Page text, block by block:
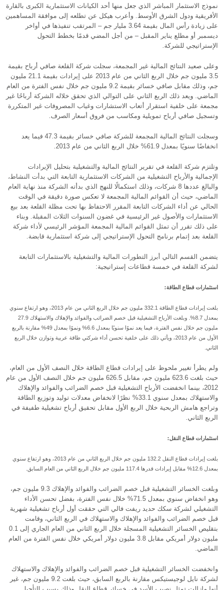
نموذج الاستثمار المباشر الذي جعل منها أحد الكيانات الاستثمارية الكبرى بالقارة
الأفريقية ودول الشرق الأوسط. وأعرب هيكل عن تطلعه إلى موافقة المساهمين
على زيادة رأس المال بقيمة 3.64 مليار جم – المرتقب تنفيذها في أواخر
ديسمبر أو مطلع يناير المقبل – من أجل المضي قدمًا بخطط التحول
الإستراتيجي للشركة.
وعلى صعيد النتائج المالية غير المجمعة، سجلت شركة القلعة صافي أرباح بقيمة
3.5 مليون جم خلال الربع الثاني من عام 2013 على إيرادات بقيمة 21.1 مليون
جم، وذلك مقابل صافي خسائر بقيمة 9.2 مليون جم خلال نفس الفترة من العام
الماضي. ويعد ذلك الربع الثاني على التوالي الذي تحقق خلاله الشركة أرباحًا غير
مجمعة على خلفية استقرار أتعاب الاستشارات وغياب المصروفات غير المتكررة
وتسجيل صافي أرباح تمويلية ومكاسب من فروق أسعار الصرف.
وسجلت النتائج المالية المجمعة للشركة صافي خسائر بقيمة 47.3 فيما يعد
انخفاضًا سنويًا بمعدل 61.9% خلال الربع الثاني من عام 2013.
وتلتزم شركة القلعة في تقرير النتائج المالية والتشغيلية بتحليل الإيرادات
الإجمالية والأرباح التشغيلية من الشركات الاستثمارية التابعة التي بدأت النشاط،
والبالغ عددها 8 شركات، وذلك استكمالًا للنهج الذي بدأته الشركة منذ نهاية العام
الماضي، حيث أن القوائم المالية المجمعة لا تعكس صورة دقيقة في الوقت
الحالي عن أداء الشركات التابعة المقرر الاحتفاظ بها تحت مظلة القلعة بعد بيع
الاستثمارات والأصول غير الرئيسية في غضون السنوات الثلاث المقبلة. وبناء
على ذلك تقرر أن تمثل القوائم المالية المجمعة المؤشر الرئيسي لأداء شركة
القلعة بعد إتمام برنامج التحول الإستراتيجي إلى شركة استثمارية قابضة.
يتضمن القسم التالي أبرز التطورات المالية والتشغيلية بالاستثمارات التابعة
لشركة القلعة في خمسة قطاعات إستراتيجية:
استثمارات قطاع الطاقة:
بلغت إيرادات قطاع الطاقة 332.1 مليون جم خلال الربع الثاني من عام 2013، وهو ارتفاع سنوي
بمعدل 8.7%. وبلغت الأرباح التشغيلية قبل خصم الضرائب والفوائد والإهلاك والاستهلاك 27.9
مليون جم خلال نفس الفترة، فيما يعد نموًا سنويًا بمعدل 6.6% ونموًا بمعدل 49% مقارنة بالربع
الأول من عام 2013، ويأتي ذلك على خلفية تحسن أداء شركتي طاقة عربية وتوازن خلال الربع
الثاني.
ولم يطرأ تغيير ملحوظ على إيرادات قطاع الطاقة خلال النصف الأول من العام،
حيث بلغت 623.6 مليون جم، مقابل 626.5 مليون جم خلال النصف الأول من عام
2012، بينما انخفضت الأرباح التشغيلية قبل خصم الضرائب والفوائد والإهلاك
والاستهلاك بمعدل سنوي 33.1% نظرًا لانخفاض معدلات توليد وتوزيع الطاقة
وتراجع هامش الربحية خلال الربع الأول مقابل تحقيق أرباح تشغيلية طفيفة في
الربع الثاني.
استثمارات قطاع النقل:
بلغت إيرادات قطاع النقل 132.2 مليون جم خلال الربع الثاني من عام 2013، وهو ارتفاع سنوي
بمعدل 12.6% مقابل إيرادات قدرها 117.4 مليون جم خلال الربع الثاني من العام السابق.
وبلغت الخسائر التشغيلية قبل خصم الضرائب والفوائد والإهلاك 9.3 مليون جم،
وهو انخفاض سنوي بمعدل 71.5% خلال نفس الفترة، بفضل تحسن الأداء
التشغيلي لشركة سكك حديد ريفت فالي التي حققت أول أرباح تشغيلية شهرية
قبل خصم الضرائب والفوائد والإهلاك والاستهلاك في الربع الثاني، وقامت
بتقليص الخسائر التشغيلية المسجلة خلال الربع الثاني من العام الجاري إلى 0.1
مليون دولار أمريكي مقابل 3.8 مليون دولار أمريكي خلال نفس الفترة من العام
الماضي.
وانخفضت الخسائر التشغيلية قبل خصم الضرائب والفوائد والإهلاك والاستهلاك
لشركة نايل لوجيستيكس مقارنة بالربع السابق، حيث بلغت 9.2 مليون جم، غير